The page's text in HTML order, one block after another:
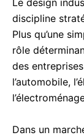
discipline
Plus qu’une
rôle
des
l’automobile,
Dans un